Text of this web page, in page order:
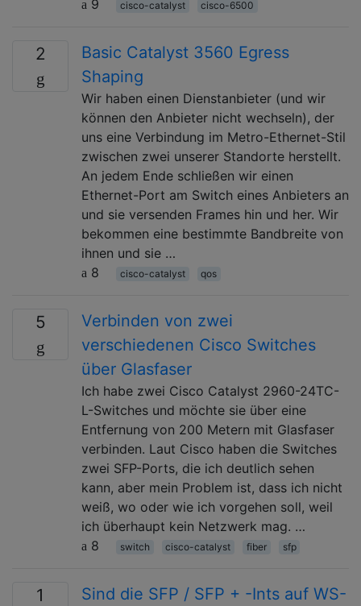
9 cisco-catalyst cisco-6500
2
Basic Catalyst 3560 Egress
Shaping
Wir haben einen Dienstanbieter (und wir
können den Anbieter nicht wechseln), der
uns eine Verbindung im Metro-Ethernet-Stil
zwischen zwei unserer Standorte herstellt.
An jedem Ende schließen wir einen
Ethernet-Port am Switch eines Anbieters an
und sie versenden Frames hin und her. Wir
bekommen eine bestimmte Bandbreite von
ihnen und sie …
8
cisco-catalyst qos
5
Verbinden von zwei
verschiedenen Cisco Switches
über Glasfaser
Ich habe zwei Cisco Catalyst 2960-24TC-
L-Switches und möchte sie über eine
Entfernung von 200 Metern mit Glasfaser
verbinden. Laut Cisco haben die Switches
zwei SFP-Ports, die ich deutlich sehen
kann, aber mein Problem ist, dass ich nicht
weiß, wo oder wie ich vorgehen soll, weil
ich überhaupt kein Netzwerk mag. …
8
switch cisco-catalyst fiber sfp
1
Sind die SFP / SFP + -Ints auf WS-